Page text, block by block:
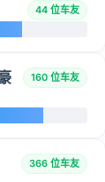
44 位车友
160 位车友
366 位车友